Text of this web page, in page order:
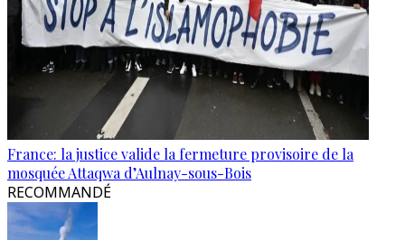
France: la justice valide la fermeture provisoire de la
mosquée Attaqwa d’Aulnay-sous-Bois
RECOMMANDÉ